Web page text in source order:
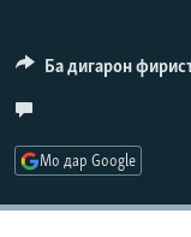
ПАЙГИРӢ КУНЕД
Ба дигарон
Мо дар Google